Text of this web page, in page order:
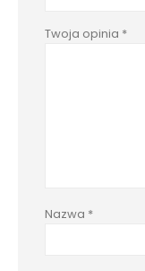
Twoja opinia *
Nazwa *